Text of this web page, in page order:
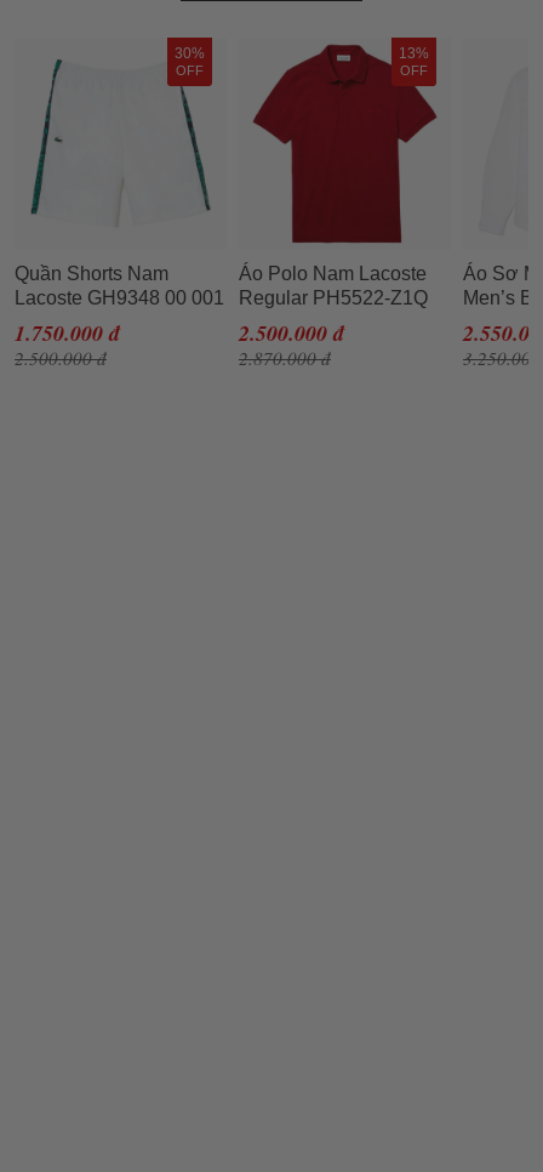
30%
OFF
Quần Shorts Nam
Lacoste GH9348 00 001
Regular Fit Sports Màu
Trắng Size 5
1.750.000 đ
2.500.000 đ
13%
OFF
Áo Polo Nam Lacoste
Regular PH5522-Z1Q
Màu Đỏ Đô Size 2
2.500.000 đ
2.870.000 đ
Áo Sơ
Men’s
Oxford
Regular
001 Màu